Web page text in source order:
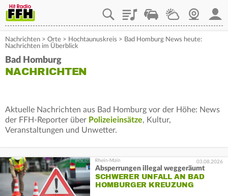
PlaylistStaupilotWetterWebcam
Nachrichten > Orte > Hochtaunuskreis > Bad Homburg News heute:
Nachrichten im Überblick
Bad Homburg
NACHRICHTEN
Aktuelle Nachrichten aus Bad Homburg vor der Höhe: News
der FFH-Reporter über Polizeieinsätze, Kultur,
Veranstaltungen und Unwetter.
03.08.2026
Absperrungen illegal weggeräumt
SCHWERER UNFALL AN BAD
HOMBURGER KREUZUNG